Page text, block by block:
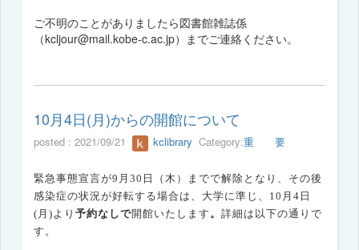
ご不明のことがありましたら図書館雑誌係
（kcljour@mail.kobe-c.ac.jp）までご連絡ください。
10月4日(月)からの開館について
posted : 2021/09/21 kclibrary Category:重 要
緊急事態宣言が9月30日（木）までで解除となり、その後
感染症の状況が好転する場合は、大学に準じ、 10 月 4 日
( 月 ) より 予約なしで開館いたします 。 詳細は以下の通りで
す。